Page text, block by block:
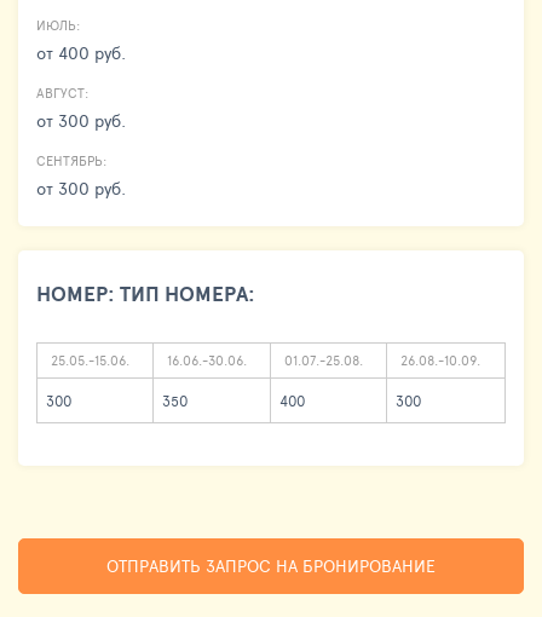
ИЮЛЬ:
от 400 руб.
АВГУСТ:
от 300 руб.
СЕНТЯБРЬ:
от 300 руб.
НОМЕР: ТИП НОМЕРА:
25.05.-15.06. 16.06.-30.06. 01.07.-25.08. 26.08.-10.09.
300 350 400 300
ОТПРАВИТЬ ЗАПРОС НА БРОНИРОВАНИЕ